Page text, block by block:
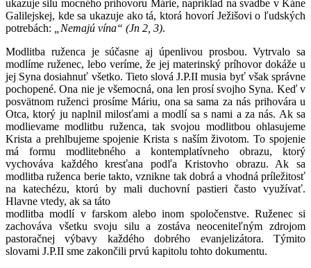
ukazuje silu mocného príhovoru Márie, napríklad na svadbe v Káne
Galilejskej, kde sa ukazuje ako tá, ktorá hovorí Ježišovi o ľudských
potrebách:
„Nemajú vína“ (Jn 2, 3).
Modlitba ruženca je súčasne aj úpenlivou prosbou. Vytrvalo sa
modlíme ruženec, lebo veríme, že jej materinský príhovor dokáže u
jej Syna dosiahnuť všetko. Tieto slová J.P.II musia byť však správne
pochopené. Ona nie je všemocná, ona len prosí svojho Syna. Keď v
posvätnom ruženci prosíme Máriu, ona sa sama za nás prihovára u
Otca, ktorý ju naplnil milosťami a modlí sa s nami a za nás. Ak sa
modlievame modlitbu ruženca, tak svojou modlitbou ohlasujeme
Krista a prehlbujeme spojenie Krista s naším životom. To spojenie
má formu modlitebného a kontemplatívneho obrazu, ktorý
vychováva každého kresťana podľa Kristovho obrazu. Ak sa
modlitba ruženca berie takto, vznikne tak dobrá a vhodná príležitosť
na katechézu, ktorú by mali duchovní pastieri často využívať.
Hlavne vtedy, ak sa táto
modlitba modlí v farskom alebo inom spoločenstve. Ruženec si
zachováva všetku svoju silu a zostáva neoceniteľným zdrojom
pastoračnej výbavy každého dobrého evanjelizátora. Týmito
slovami J.P.II sme zakončili prvú kapitolu tohto dokumentu.